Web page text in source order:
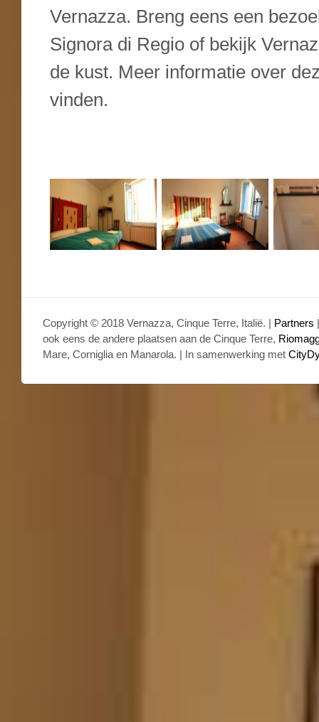
Vernazza. Breng eens een
Signora di Regio of bekijk
de kust. Meer informatie over
vinden.
Copyright © 2018 Vernazza, Cinque Terre, Italië. | Partners
ook eens de andere plaatsen aan de Cinque Terre,
Mare, Corniglia en Manarola. | In samenwerking met